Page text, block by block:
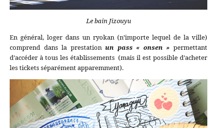
Le bain Jizouyu
En général, loger dans un ryokan (n’importe lequel de la ville)
comprend dans la prestationun pass « onsen » permettant
d’accéder à tous les établissements (mais il est possible d’acheter
les tickets séparément apparemment).